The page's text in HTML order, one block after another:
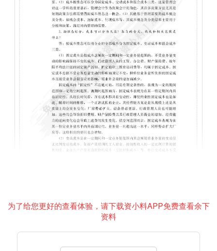
为了给您更好的查看体验，请下载资小料APP免费查看余下
资料